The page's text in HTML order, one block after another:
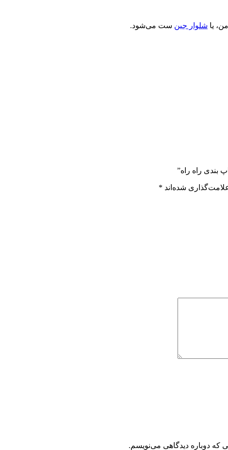
یا شلوار جین ست می‌شود.
بندی راه راه”
شده‌اند *
که دوباره دیدگاهی می‌نویسم.